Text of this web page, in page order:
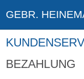
GEBR.
BEZAHLUNG